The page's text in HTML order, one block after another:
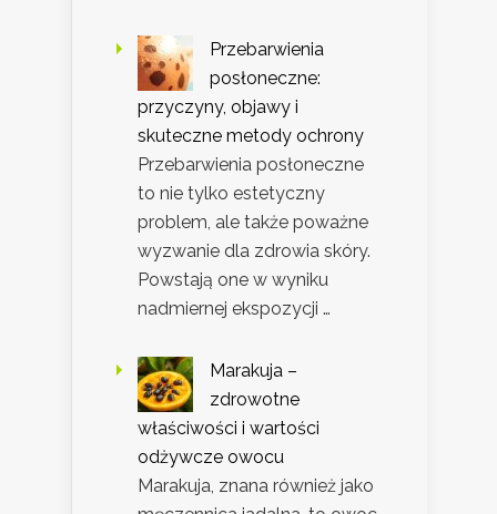
Przebarwienia
posłoneczne:
przyczyny, objawy i
skuteczne metody ochrony
Przebarwienia posłoneczne
to nie tylko estetyczny
problem, ale także poważne
wyzwanie dla zdrowia skóry.
Powstają one w wyniku
nadmiernej ekspozycji …
Marakuja –
zdrowotne
właściwości i wartości
odżywcze owocu
Marakuja, znana również jako